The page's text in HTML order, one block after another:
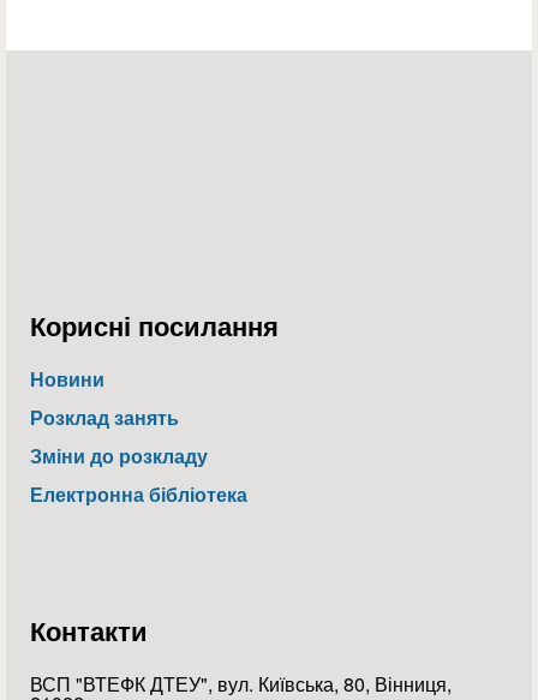
Корисні посилання
Новини
Розклад занять
Зміни до розкладу
Електронна бібліотека
Контакти
ВСП "ВТЕФК ДТЕУ", вул. Київська, 80, Вінниця,